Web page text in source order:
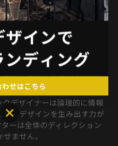
実際の制作現場や先輩クリエ
で、長くモチベーションを維
種と向いている人の資質
は、職種ごとに異なる資質が
デザイナーは論理的に情報
残るデザインを生み出す力が
ーは全体のディレクション
ません。
わせはこちら
わせはこちら